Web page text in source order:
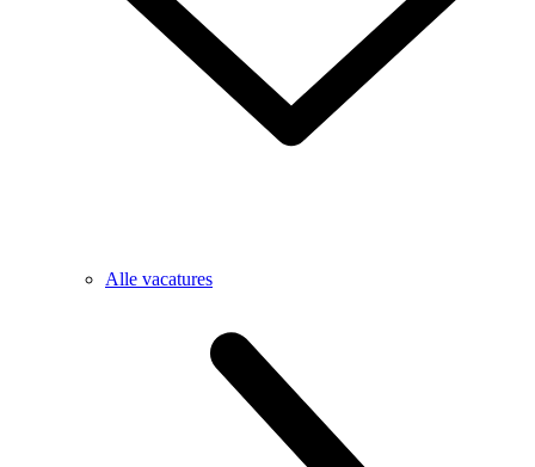
Alle vacatures